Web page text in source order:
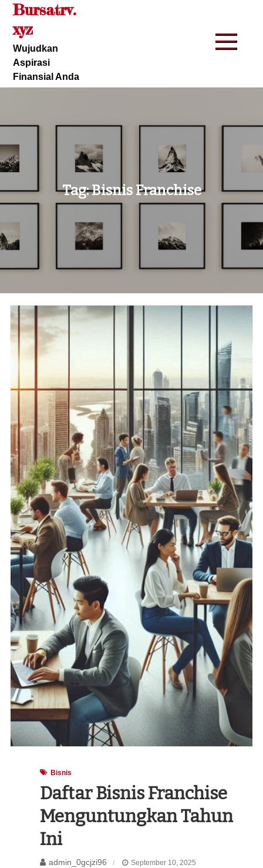
Skip
content
Bursatrv.
xyz
Wujudkan
Aspirasi
Finansial Anda
Tag:Bisnis Franchise
Bisnis
Daftar Bisnis Franchise
Menguntungkan Tahun
Ini
admin_0gcjzi96 September 10, 2025